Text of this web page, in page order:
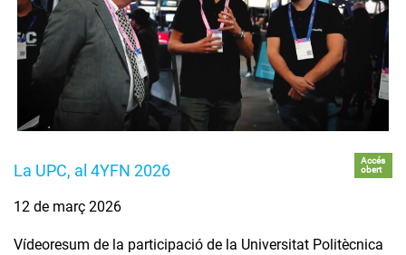
La UPC, al 4YFN 2026
Accés
obert
12 de març 2026
Vídeoresum de la participació de la Universitat Politècnica